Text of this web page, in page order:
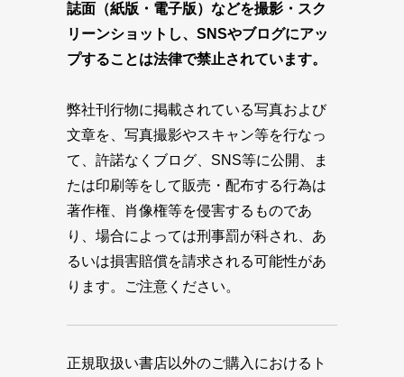
誌面（紙版・電子版）などを撮影・スク
リーンショットし、SNSやブログにアッ
プすることは法律で禁止されています。
弊社刊行物に掲載されている写真および
文章を、写真撮影やスキャン等を行なっ
て、許諾なくブログ、SNS等に公開、ま
たは印刷等をして販売・配布する行為は
著作権、肖像権等を侵害するものであ
り、場合によっては刑事罰が科され、あ
るいは損害賠償を請求される可能性があ
ります。ご注意ください。
正規取扱い書店以外のご購入におけるト